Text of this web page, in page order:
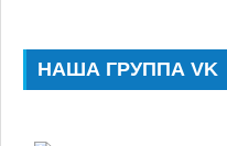
НАША ГРУППА VK